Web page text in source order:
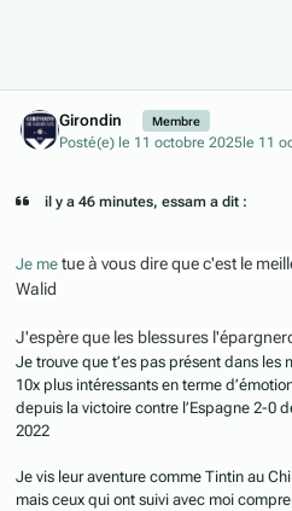
Girondin Membre
Posté(e) le 11 octobre 2025le 11
il y a 46 minutes, essam a dit :
Je me tue à vous dire que c'est le
Walid
J'espère que les blessures
Je trouve que t’es pas présent dans les
10x plus intéressants en terme
depuis la victoire contre l’Espagne 2-0
2022
Je vis leur aventure comme Tintin au
mais ceux qui ont suivi avec moi